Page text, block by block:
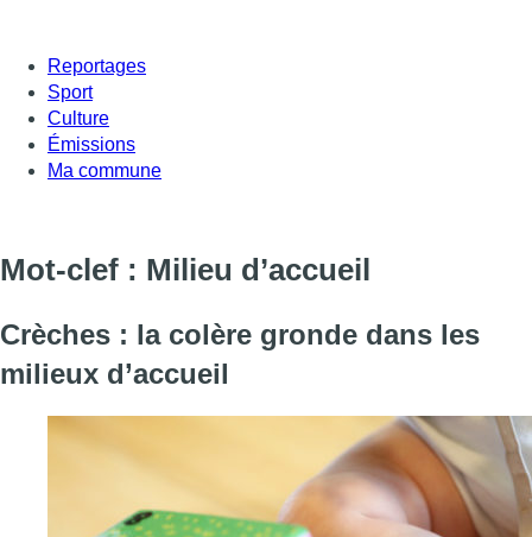
Reportages
Sport
Culture
Émissions
Ma commune
Mot-clef : Milieu d’accueil
Crèches : la colère gronde dans les
milieux d’accueil